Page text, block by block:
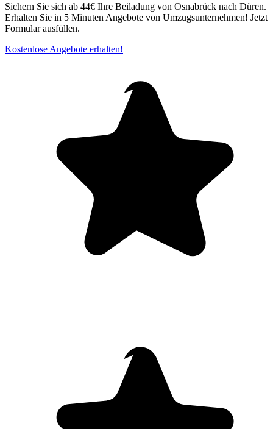
Sichern Sie sich ab 44€ Ihre Beiladung von Osnabrück⁠ nach Düren.
Erhalten Sie in 5 Minuten Angebote von Umzugsunternehmen! Jetzt
Formular ausfüllen.
Kostenlose Angebote erhalten!